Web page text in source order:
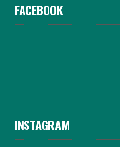
FACEBOOK
INSTAGRAM